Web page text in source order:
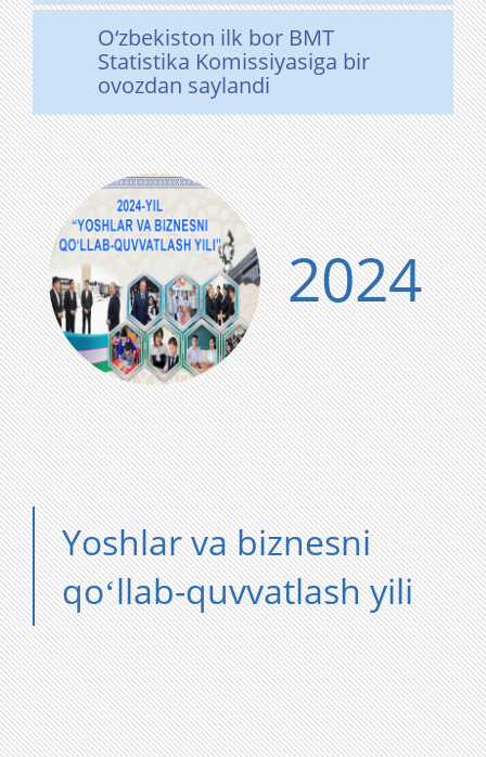
O‘zbekiston ilk bor BMT
Statistika Komissiyasiga bir
ovozdan saylandi
2024
Yoshlar va biznesni
qoʻllab-quvvatlash yili